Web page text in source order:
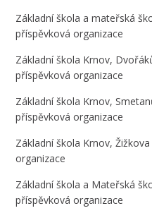
Základní škola a mateřská
příspěvková organizace
Základní škola Krnov,
příspěvková organizace
Základní škola Krnov,
příspěvková organizace
Základní škola Krnov,
organizace
Základní škola a Mateřská
příspěvková organizace